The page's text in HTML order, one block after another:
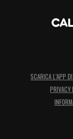
SCARICA L’APP
PRIVACY